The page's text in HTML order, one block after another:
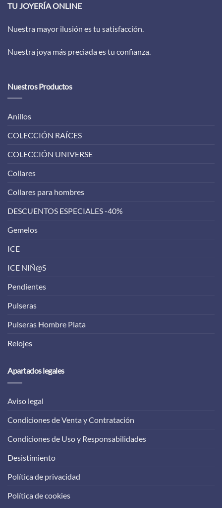
TU JOYERÍA ONLINE
Nuestra mayor ilusión es tu satisfacción.
Nuestra joya más preciada es tu confianza.
Nuestros Productos
Anillos
COLECCIÓN RAÍCES
COLECCIÓN UNIVERSE
Collares
Collares para hombres
DESCUENTOS ESPECIALES -40%
Gemelos
ICE
ICE NIÑ@S
Pendientes
Pulseras
Pulseras Hombre Plata
Relojes
Apartados legales
Aviso legal
Condiciones de Venta y Contratación
Condiciones de Uso y Responsabilidades
Desistimiento
Política de privacidad
Política de cookies